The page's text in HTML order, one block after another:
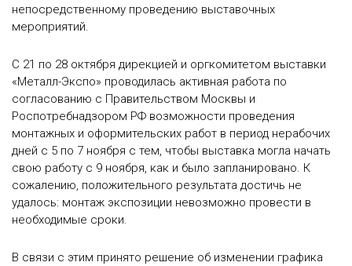
непосредственному проведению выставочных
мероприятий.
С 21 по 28 октября дирекцией и оргкомитетом выставки
«Металл-Экспо» проводилась активная работа по
согласованию с Правительством Москвы и
Роспотребнадзором РФ возможности проведения
монтажных и оформительских работ в период нерабочих
дней с 5 по 7 ноября с тем, чтобы выставка могла начать
свою работу с 9 ноября, как и было запланировано. К
сожалению, положительного результата достичь не
удалось: монтаж экспозиции невозможно провести в
необходимые сроки.
В связи с этим принято решение об изменении графика